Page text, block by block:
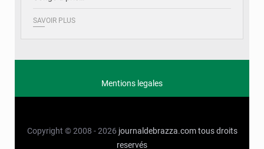
SAVOIR PLUS
Mentions legales
Copyright © 2008 - 2026 journaldebrazza.com tous droits
reservés